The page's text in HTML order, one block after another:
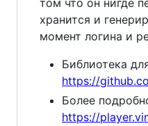
том что он нигде
хранится и
момент логина и
Библиотека
https://
Более
https://